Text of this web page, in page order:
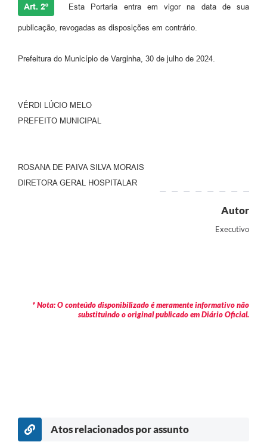
Art. 2º Esta Portaria entra em vigor na data de sua
publicação, revogadas as disposições em contrário.
Prefeitura do Município de Varginha, 30 de julho de 2024.
VÉRDI LÚCIO MELO
PREFEITO MUNICIPAL
ROSANA DE PAIVA SILVA MORAIS
DIRETORA GERAL HOSPITALAR
Autor
Executivo
* Nota: O conteúdo disponibilizado é meramente informativo não
substituindo o original publicado em Diário Oficial.
Atos relacionados por assunto